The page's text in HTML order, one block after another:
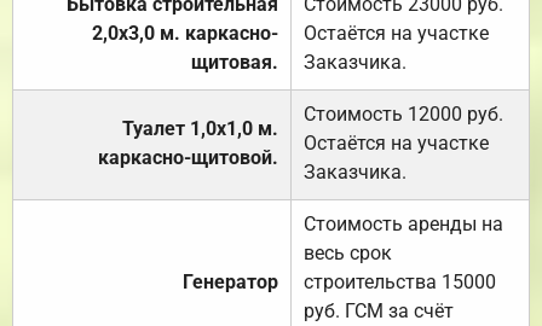
2,0х3,0 м. каркасно-
щитовая.
Остаётся на участке
Заказчика.
Туалет 1,0х1,0 м.
каркасно-щитовой.
Стоимость 12000 руб.
Остаётся на участке
Заказчика.
Генератор
Стоимость аренды на
весь срок
строительства 15000
руб. ГСМ за счёт